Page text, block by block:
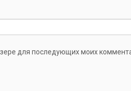
для последующих моих